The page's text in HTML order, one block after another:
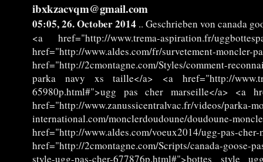
ibxkzacvqm@gmail.com
05:05, 26. October 2014 .. Geschrieben von canada
<a href="http://www.trema-aspiration.fr/
href="http://www.aldes.com/fr/survetement-
href="http://2cmontagne.com/Styles/comment-
parka navy xs taille</a> <a href="http://
65980p.html#">ugg pas cher marseille</a> <a
href="http://www.zanussicentralvac.fr/videos/parka-
international.com/monclerdoudoune/
href="http://www.aldes.com/voeux2014/ugg-
href="http://2cmontagne.com/Scripts/canada-goose-
style-ugg-pas-cher-677876p.html#">bottes style